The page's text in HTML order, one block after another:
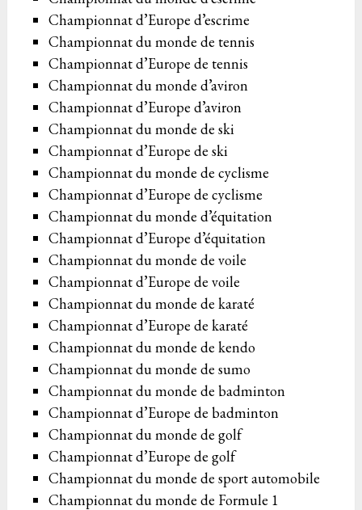
Championnat d’Europe d’escrime
Championnat du monde de tennis
Championnat d’Europe de tennis
Championnat du monde d’aviron
Championnat d’Europe d’aviron
Championnat du monde de ski
Championnat d’Europe de ski
Championnat du monde de cyclisme
Championnat d’Europe de cyclisme
Championnat du monde d’équitation
Championnat d’Europe d’équitation
Championnat du monde de voile
Championnat d’Europe de voile
Championnat du monde de karaté
Championnat d’Europe de karaté
Championnat du monde de kendo
Championnat du monde de sumo
Championnat du monde de badminton
Championnat d’Europe de badminton
Championnat du monde de golf
Championnat d’Europe de golf
Championnat du monde de sport automobile
Championnat du monde de Formule 1